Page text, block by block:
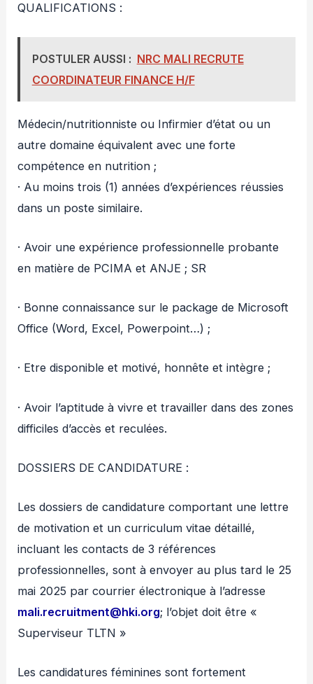
QUALIFICATIONS :
POSTULER AUSSI : NRC MALI RECRUTE
COORDINATEUR FINANCE H/F
Médecin/nutritionniste ou Infirmier d’état ou un
autre domaine équivalent avec une forte
compétence en nutrition ;
· Au moins trois (1) années d’expériences réussies
dans un poste similaire.
· Avoir une expérience professionnelle probante
en matière de PCIMA et ANJE ; SR
· Bonne connaissance sur le package de Microsoft
Office (Word, Excel, Powerpoint…) ;
· Etre disponible et motivé, honnête et intègre ;
· Avoir l’aptitude à vivre et travailler dans des zones
difficiles d’accès et reculées.
DOSSIERS DE CANDIDATURE :
Les dossiers de candidature comportant une lettre
de motivation et un curriculum vitae détaillé,
incluant les contacts de 3 références
professionnelles, sont à envoyer au plus tard le 25
mai 2025 par courrier électronique à l’adresse
mali.recruitment@hki.org; l’objet doit être «
Superviseur TLTN »
Les candidatures féminines sont fortement